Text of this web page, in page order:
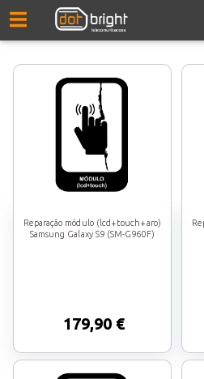
Reparação módulo (lcd+touch+aro)
Samsung Galaxy S9 (SM-G960F)
179,90 €